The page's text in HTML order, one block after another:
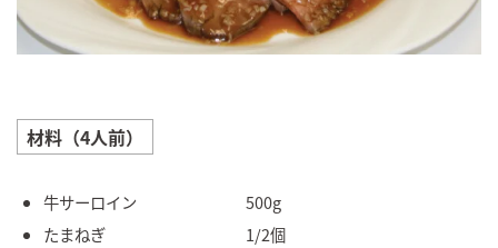
材料（4人前）
牛サーロイン 500g
たまねぎ 1/2個